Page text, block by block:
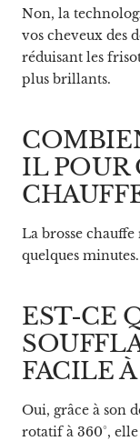
Non, la
vos cheveux des
réduisant les
plus brillants.
IL POUR
La brosse
quelques minutes.
EST-CE
FACILE
Oui, grâce à son
rotatif à 360°,